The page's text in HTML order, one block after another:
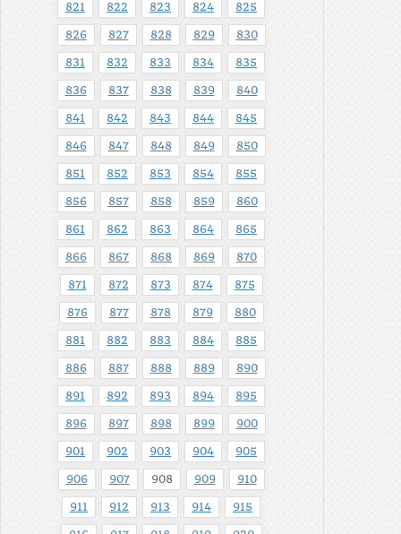
821 822 823 824 825
826 827 828 829 830
831 832 833 834 835
836 837 838 839 840
841 842 843 844 845
846 847 848 849 850
851 852 853 854 855
856 857 858 859 860
861 862 863 864 865
866 867 868 869 870
871 872 873 874 875
876 877 878 879 880
881 882 883 884 885
886 887 888 889 890
891 892 893 894 895
896 897 898 899 900
901 902 903 904 905
906 907 908 909 910
911 912 913 914 915